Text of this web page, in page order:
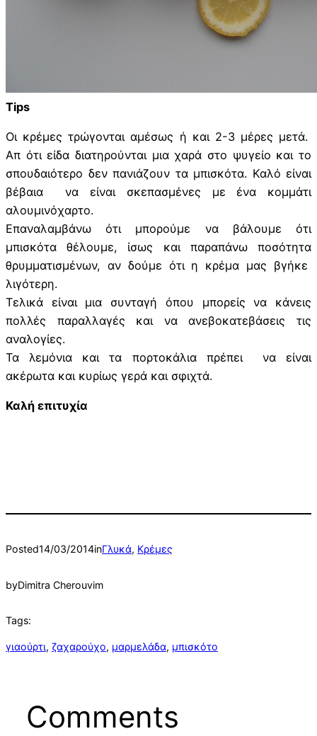
Tips
Οι κρέμες τρώγονται αμέσως ή και 2-3 μέρες μετά.
Απ ότι είδα διατηρούνται μια χαρά στο ψυγείο και το
σπουδαιότερο δεν πανιάζουν τα μπισκότα. Καλό είναι
βέβαια να είναι σκεπασμένες με ένα κομμάτι
αλουμινόχαρτο.
Επαναλαμβάνω ότι μπορούμε να βάλουμε ότι
μπισκότα θέλουμε, ίσως και παραπάνω ποσότητα
θρυμματισμένων, αν δούμε ότι η κρέμα μας βγήκε
λιγότερη.
Τελικά είναι μια συνταγή όπου μπορείς να κάνεις
πολλές παραλλαγές και να ανεβοκατεβάσεις τις
αναλογίες.
Τα λεμόνια και τα πορτοκάλια πρέπει να είναι
ακέρωτα και κυρίως γερά και σφιχτά.
Καλή επιτυχία
Posted14/03/2014inΓλυκά, Κρέμες
byDimitra Cherouvim
Tags:
γιαούρτι, ζαχαρούχο, μαρμελάδα, μπισκότο
Comments